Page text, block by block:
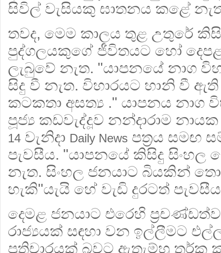
සිවිල් වැසියකු ඝාතනය කළේ
තවද, මෙම කාලය තුළ උතුරේ
පුද්ගලයකුගේ ජීවිතයට හෝ
ලැබුවේ නැත. "යාපනයේ නාග
සිදු වී නැත. විහාරයට හානි වී
කටකතා අසත්‍ය ." යාපනය නාග
පූජ්‍ය කඩවැද්දූව නන්දාරාම
14 වැනිදා Daily News පත්‍රය සමඟ
පැවසීය. "යාපනයේ කිසිදු සිංහල
නැත. සිංහල ජනයාට බියකින්
හැකි"යැයි හේ වැඩි දුරටත්
දෙමළ ජනයාට එරෙහි
රාජ්‍යයක් සඳහා වන ඉල්ලීමට
ප්‍රතිචාරයක් බවට ඇතැම්හු තර්ක